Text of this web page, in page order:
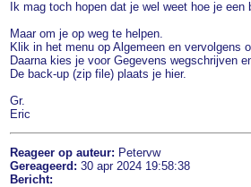
Ik mag toch hopen dat je wel weet hoe je
Maar om je op weg te helpen.
Klik in het menu op Algemeen en vervolgens
Daarna kies je voor Gegevens wegschrijven
De back-up (zip file) plaats je hier.
Gr.
Eric
Reageer op auteur: Petervw
Gereageerd: 30 apr 2024 19:58:38
Bericht: